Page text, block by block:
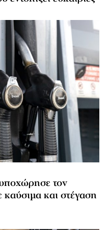
τον
καύσιμα και στέγαση